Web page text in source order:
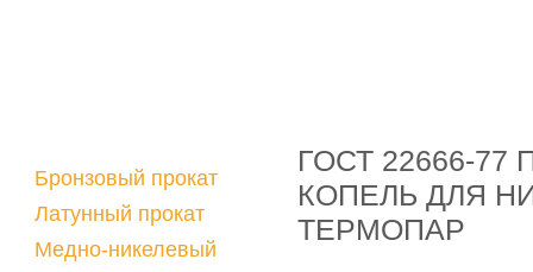
Бронзовый прокат
Латунный прокат
Медно-никелевый
ГОСТ 22666-
КОПЕЛЬ ДЛЯ
ТЕРМОПАР